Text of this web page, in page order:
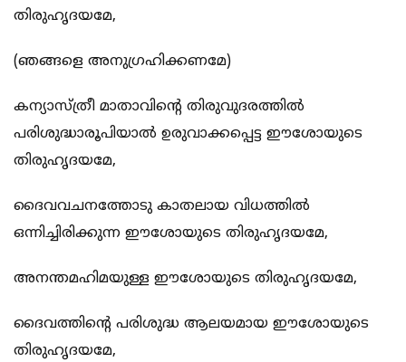
തിരുഹൃദയമേ,
(ഞങ്ങളെ അനുഗ്രഹിക്കണമേ)
കന്യാസ്ത്രീ മാതാവിന്‍റെ തിരുവുദരത്തില്‍
പരിശുദ്ധാരൂപിയാല്‍ ഉരുവാക്കപ്പെട്ട ഈശോയുടെ
തിരുഹൃദയമേ,
ദൈവവചനത്തോടു കാതലായ വിധത്തില്‍
ഒന്നിച്ചിരിക്കുന്ന ഈശോയുടെ തിരുഹൃദയമേ,
അനന്തമഹിമയുള്ള ഈശോയുടെ തിരുഹൃദയമേ,
ദൈവത്തിന്‍റെ പരിശുദ്ധ ആലയമായ ഈശോയുടെ
തിരുഹൃദയമേ,